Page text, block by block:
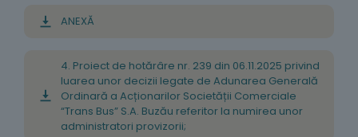
ANEXĂ
4. Proiect de hotărâre nr. 239 din 06.11.2025 privind
luarea unor decizii legate de Adunarea Generală
Ordinară a Acționarilor Societății Comerciale
“Trans Bus” S.A. Buzău referitor la numirea unor
administratori provizorii;